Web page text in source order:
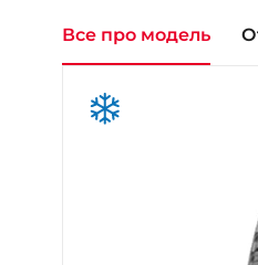
Все про модель